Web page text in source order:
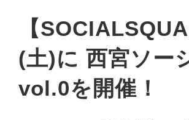
【
(土)に 西宮ソー
vol.0を開催！